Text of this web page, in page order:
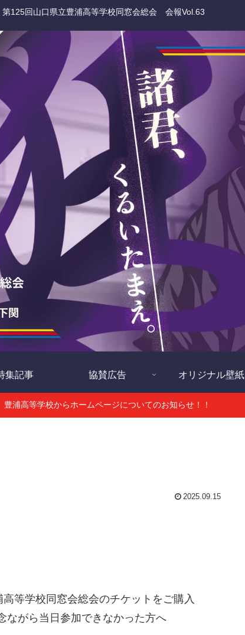
第125回山口県立豊浦高等学校同窓会総会 会報Vol.63
集記事 協賛広告 オリジナル壁紙
豊浦高等学校からホームページについてのお知らせ！！
2025.09.15
等学校同窓会総会のチケットをご購入
ながら当日参加できなかった方へ